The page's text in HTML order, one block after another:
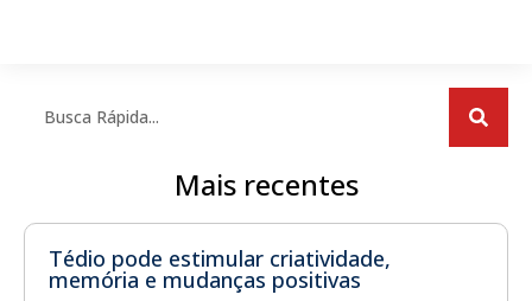
Mais recentes
Tédio pode estimular criatividade,
memória e mudanças positivas